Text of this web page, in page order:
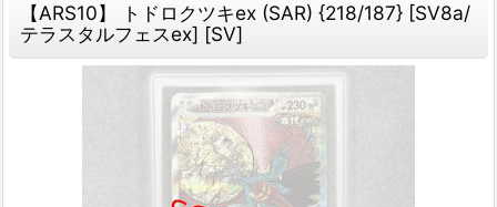
【ARS10】 トドロクツキex (SAR) {218/187} [SV8a/
テラスタルフェスex] [SV]